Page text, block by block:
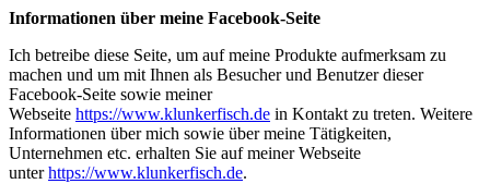
Informationen über meine Facebook-Seite
Ich betreibe diese Seite, um auf meine Produkte aufmerksam zu
machen und um mit Ihnen als Besucher und Benutzer dieser
Facebook-Seite sowie meiner
Webseite https://www.klunkerfisch.de in Kontakt zu treten. Weitere
Informationen über mich sowie über meine Tätigkeiten,
Unternehmen etc. erhalten Sie auf meiner Webseite
unterhttps://www.klunkerfisch.de.